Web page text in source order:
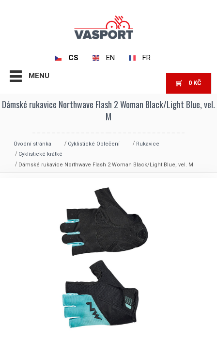
CS EN FR
MENU
0 KČ
Dámské rukavice Northwave Flash 2 Woman Black/Light Blue, vel.
M
Úvodní stránka Cyklistické Oblečení
Rukavice
Cyklistické krátké
Dámské rukavice Northwave Flash 2 Woman Black/Light Blue, vel. M